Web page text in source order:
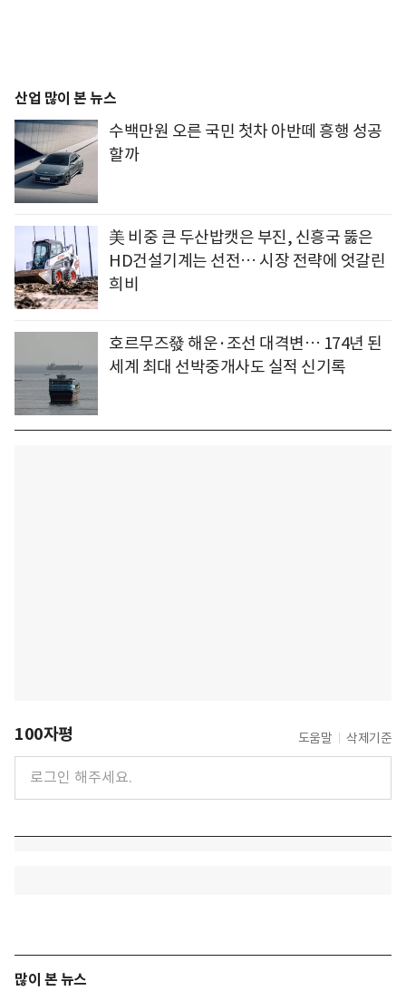
산업 많이 본 뉴스
수백만원 오른 국민 첫차 아반떼 흥행 성공
할까
美 비중 큰 두산밥캣은 부진, 신흥국 뚫은
HD건설기계는 선전… 시장 전략에 엇갈린
희비
호르무즈發 해운·조선 대격변… 174년 된
세계 최대 선박중개사도 실적 신기록
100자평 도움말 삭제기준
많이 본 뉴스